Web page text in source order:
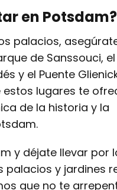
en Potsdam?
palacios,
de Sanssouci, el
y el Puente
estos lugares te
de la historia y la
y déjate llevar por
palacios y jardines
que no te